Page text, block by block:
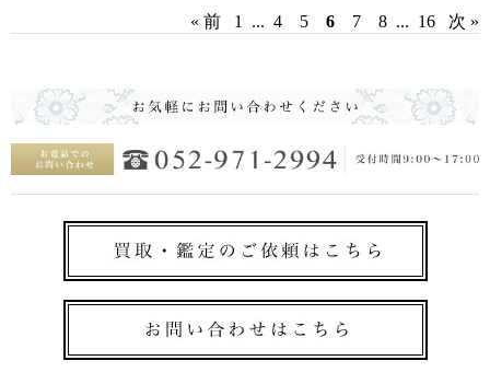
« 前 1 ... 4 5 6 7 8 ... 16 次 »